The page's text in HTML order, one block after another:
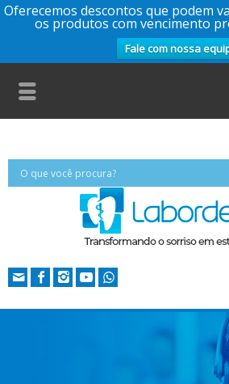
Oferecemos descontos que podem
os produtos com vencimento
Fale com nossa